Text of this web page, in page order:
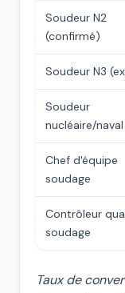
Soudeur N2
(confirmé)
Soudeur N3
Soudeur
nucléaire/naval
Chef d'équipe
soudage
Contrôleur
soudage
Taux de